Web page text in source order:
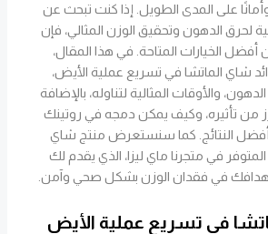
على المدى الطويل. إذا كنت تبحث عن
لحرق الدهون وتحقيق الوزن المثالي، فإن
أفضل الخيارات المتاحة. في هذا المقال،
شاي الماتشا في تسريع عملية الأيض،
والأوقات المثالية لتناوله، بالإضافة
من تأثيره، وكيف يمكن دمجه في روتينك
النتائج. كما سنستعرض منتج شاي
في متجرنا ماي ليزا، الذي يقدم لك
أهدافك في فقدان الوزن بشكل صحي وآمن.
في تسريع عملية الأيض